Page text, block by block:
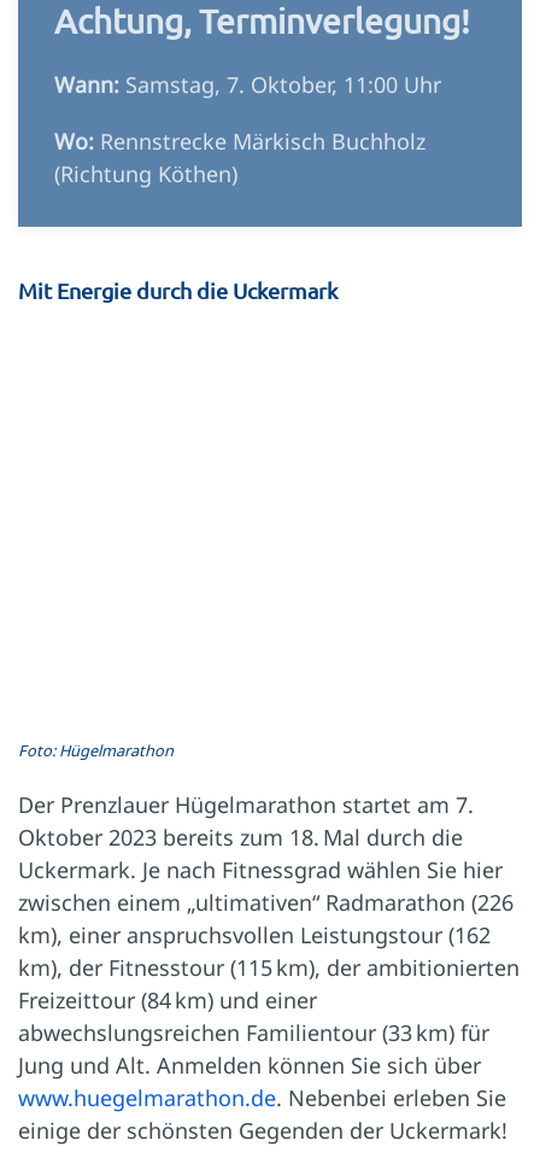
Achtung, Terminverlegung!
Wann: Samstag, 7. Oktober, 11:00 Uhr
Wo: Rennstrecke Märkisch Buchholz
(Richtung Köthen)
Mit Energie durch die Uckermark
Foto: Hügelmarathon
Der Prenzlauer Hügelmarathon startet am 7.
Oktober 2023 bereits zum 18. Mal durch die
Uckermark. Je nach Fitnessgrad wählen Sie hier
zwischen einem „ultimativen“ Radmarathon (226
km), einer anspruchsvollen Leistungstour (162
km), der Fitnesstour (115 km), der ambitionierten
Freizeittour (84 km) und einer
abwechslungsreichen Familientour (33 km) für
Jung und Alt. Anmelden können Sie sich über
www.huegelmarathon.de. Nebenbei erleben Sie
einige der schönsten Gegenden der Uckermark!